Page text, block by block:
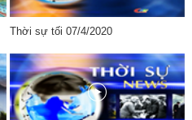
Thời sự tối 07/4/2020